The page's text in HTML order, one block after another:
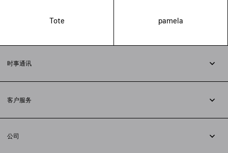
Tote pamela
时事通讯
客户服务
配送方式
公司